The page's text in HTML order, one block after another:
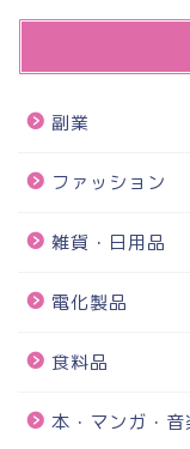
副業
ファッション
雑貨・日用品
電化製品
食料品
本・マンガ・音